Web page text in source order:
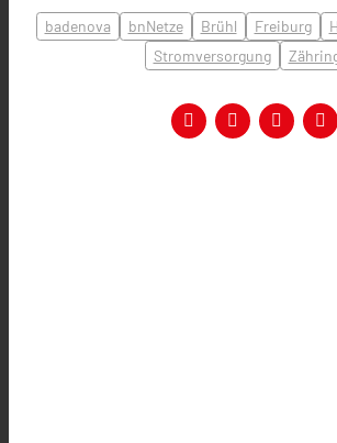
badenova bnNetze Brühl Freiburg
Stromversorgung